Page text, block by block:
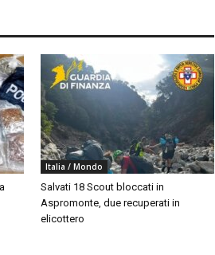
Italia / Mondo
Salvati 18 Scout bloccati in
Aspromonte, due recuperati in
elicottero